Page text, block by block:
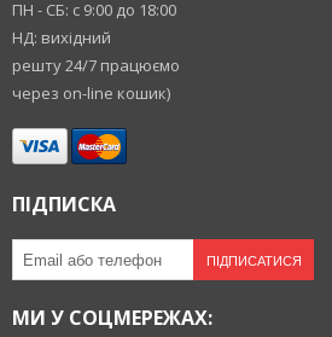
ПН - СБ: с 9:00 до 18:00
НД: вихідний
решту 24/7 працюємо
через on-line кошик)
ПІДПИСКА
ПІДПИСАТИСЯ
МИ У СОЦМЕРЕЖАХ: